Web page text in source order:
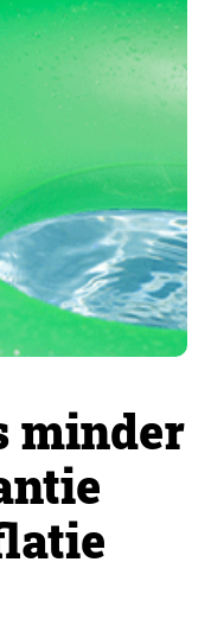
minder